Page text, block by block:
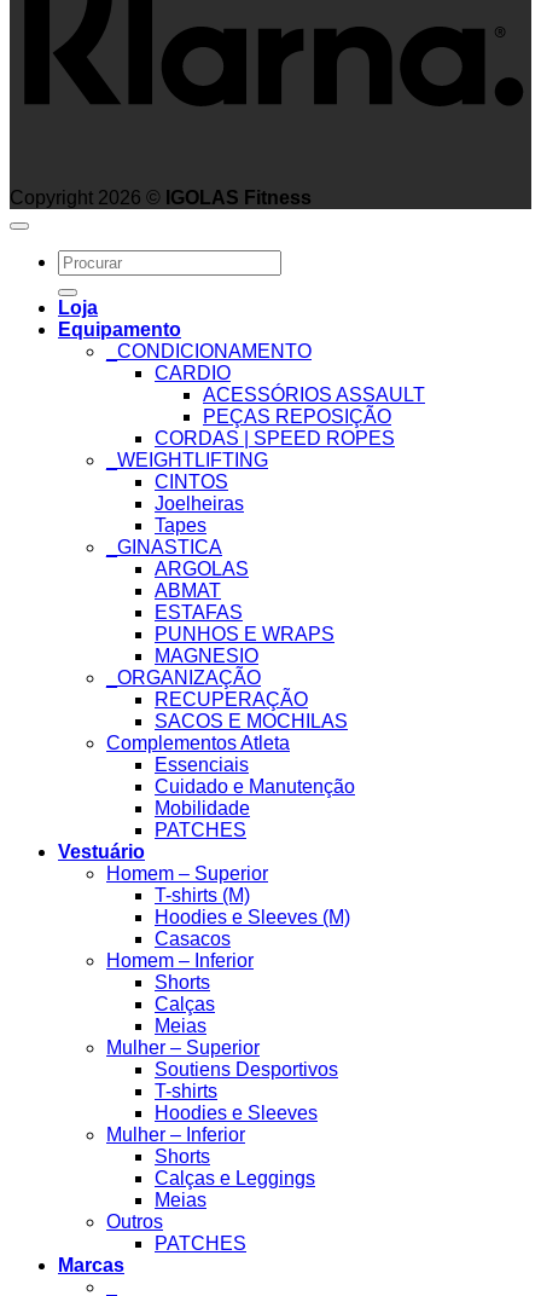
Copyright 2026 © IGOLAS Fitness
Search
for:
Loja
Equipamento
_CONDICIONAMENTO
CARDIO
ACESSÓRIOS ASSAULT
PEÇAS REPOSIÇÃO
CORDAS | SPEED ROPES
_WEIGHTLIFTING
CINTOS
Joelheiras
Tapes
_GINASTICA
ARGOLAS
ABMAT
ESTAFAS
PUNHOS E WRAPS
MAGNESIO
_ORGANIZAÇÃO
RECUPERAÇÃO
SACOS E MOCHILAS
Complementos Atleta
Essenciais
Cuidado e Manutenção
Mobilidade
PATCHES
Vestuário
Homem – Superior
T-shirts (M)
Hoodies e Sleeves (M)
Casacos
Homem – Inferior
Shorts
Calças
Meias
Mulher – Superior
Soutiens Desportivos
T-shirts
Hoodies e Sleeves
Mulher – Inferior
Shorts
Calças e Leggings
Meias
Outros
PATCHES
Marcas